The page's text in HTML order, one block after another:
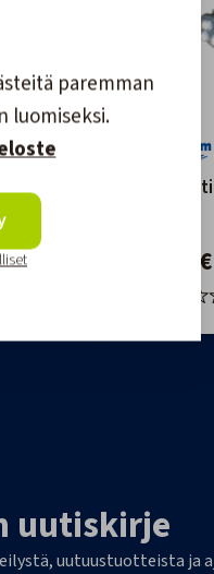
LED
10,50 €
uutiskirje
uutuustuotteista
paremman
luomiseksi.